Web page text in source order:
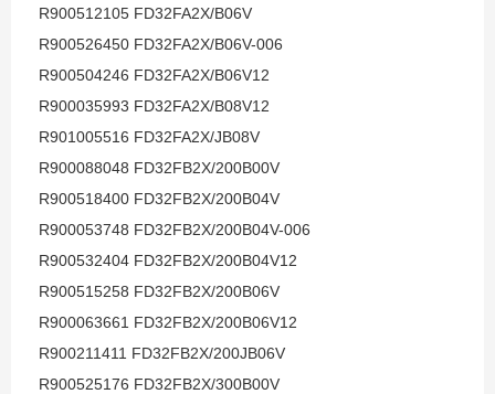
R900512105 FD32FA2X/B06V
R900526450 FD32FA2X/B06V-006
R900504246 FD32FA2X/B06V12
R900035993 FD32FA2X/B08V12
R901005516 FD32FA2X/JB08V
R900088048 FD32FB2X/200B00V
R900518400 FD32FB2X/200B04V
R900053748 FD32FB2X/200B04V-006
R900532404 FD32FB2X/200B04V12
R900515258 FD32FB2X/200B06V
R900063661 FD32FB2X/200B06V12
R900211411 FD32FB2X/200JB06V
R900525176 FD32FB2X/300B00V